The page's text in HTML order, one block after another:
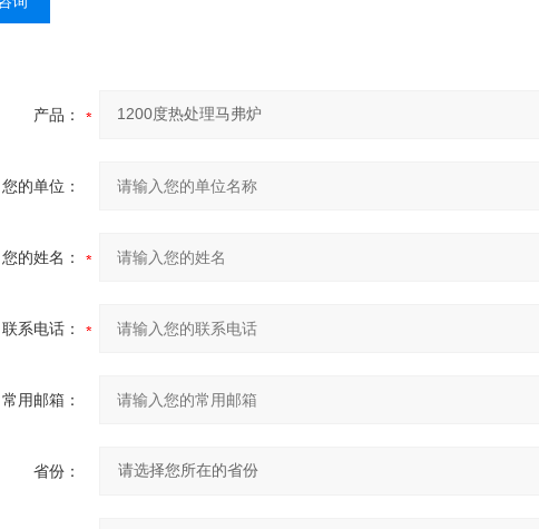
产品：
您的单位：
您的姓名：
联系电话：
常用邮箱：
省份：